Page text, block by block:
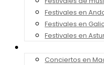
Festivales en
Festivales en
Festivales en
Conciertos en